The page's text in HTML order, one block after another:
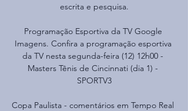
escrita e pesquisa.
Programação Esportiva da TV Google
Imagens. Confira a programação esportiva
da TV nesta segunda-feira (12) 12h00 -
Masters Tênis de Cincinnati (dia 1) -
SPORTV3
Copa Paulista - comentários em Tempo Real